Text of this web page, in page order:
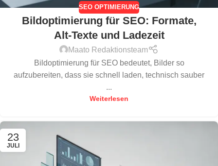
SEO OPTIMIERUNG
Bildoptimierung für SEO: Formate,
Alt-Texte und Ladezeit
Maato Redaktionsteam
Bildoptimierung für SEO bedeutet, Bilder so
aufzubereiten, dass sie schnell laden, technisch sauber
...
Weiterlesen
23
JULI